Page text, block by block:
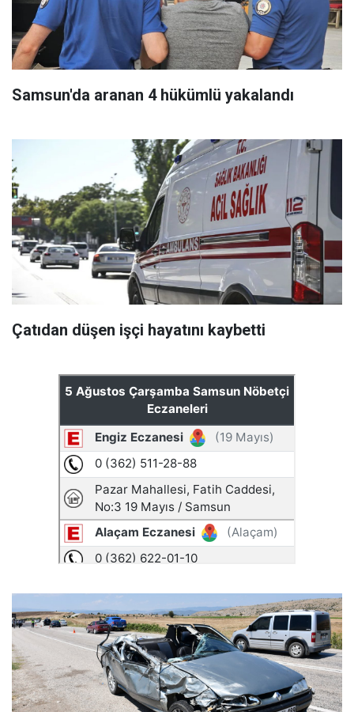
Samsun'da aranan 4 hükümlü yakalandı
Çatıdan düşen işçi hayatını kaybetti